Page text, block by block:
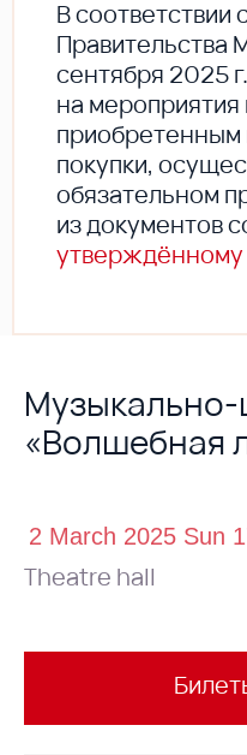
В соответствии
Правительства
сентября 2025
на мероприятия
приобретенным
покупки,
обязательном
из документов
«Волшебная
Theatre hall